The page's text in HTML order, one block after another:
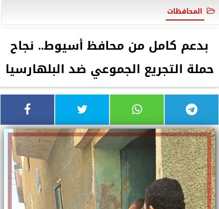
المحافظات
بدعم كامل من محافظ أسيوط.. نجاح
حملة التجريع الجموعي ضد البلهارسيا